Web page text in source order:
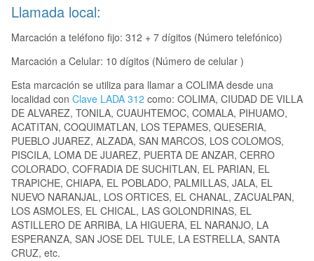
Llamada local:
Marcación a teléfono fijo: 312 + 7 dígitos (Número telefónico)
Marcación a Celular: 10 dígitos (Número de celular )
Esta marcación se utiliza para llamar a COLIMA desde una
localidad con Clave LADA 312 como: COLIMA, CIUDAD DE VILLA
DE ALVAREZ, TONILA, CUAUHTEMOC, COMALA, PIHUAMO,
ACATITAN, COQUIMATLAN, LOS TEPAMES, QUESERIA,
PUEBLO JUAREZ, ALZADA, SAN MARCOS, LOS COLOMOS,
PISCILA, LOMA DE JUAREZ, PUERTA DE ANZAR, CERRO
COLORADO, COFRADIA DE SUCHITLAN, EL PARIAN, EL
TRAPICHE, CHIAPA, EL POBLADO, PALMILLAS, JALA, EL
NUEVO NARANJAL, LOS ORTICES, EL CHANAL, ZACUALPAN,
LOS ASMOLES, EL CHICAL, LAS GOLONDRINAS, EL
ASTILLERO DE ARRIBA, LA HIGUERA, EL NARANJO, LA
ESPERANZA, SAN JOSE DEL TULE, LA ESTRELLA, SANTA
CRUZ, etc.